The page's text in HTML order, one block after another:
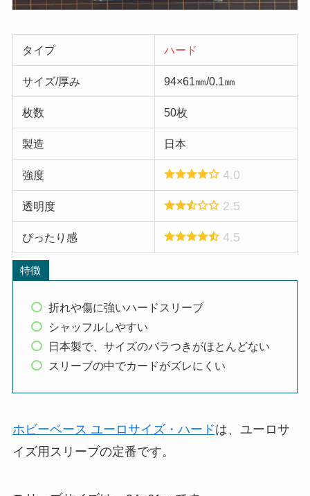
タイプ ハード
サイズ/厚み 94×61㎜/0.1㎜
枚数 50枚
製造 日本
強度 4.0
透明度 2.5
ぴったり感 4.5
特徴
折れや傷に強いハードスリーブ
シャッフルしやすい
日本製で、サイズのバラつきがほとんどない
スリーブの中でカードがズレにくい
ホビーベース ユーロサイズ・ハードは、ユーロサ
イズ用スリーブの定番です。